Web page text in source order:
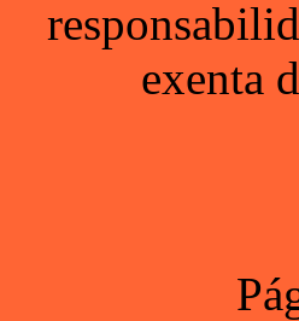
exenta